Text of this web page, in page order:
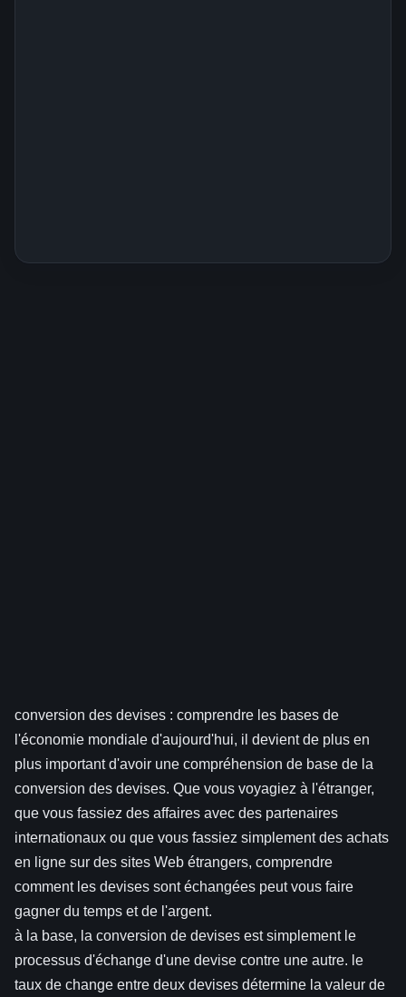
conversion des devises : comprendre les bases de
l'économie mondiale d'aujourd'hui, il devient de plus en
plus important d'avoir une compréhension de base de la
conversion des devises. Que vous voyagiez à l'étranger,
que vous fassiez des affaires avec des partenaires
internationaux ou que vous fassiez simplement des achats
en ligne sur des sites Web étrangers, comprendre
comment les devises sont échangées peut vous faire
gagner du temps et de l'argent.
à la base, la conversion de devises est simplement le
processus d'échange d'une devise contre une autre. le
taux de change entre deux devises détermine la valeur de